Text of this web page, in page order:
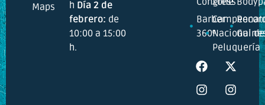
Maps
h Día 2 de
febrero: de
10:00 a 15:00
h.
Barber
360ºNacional de
Peluquería